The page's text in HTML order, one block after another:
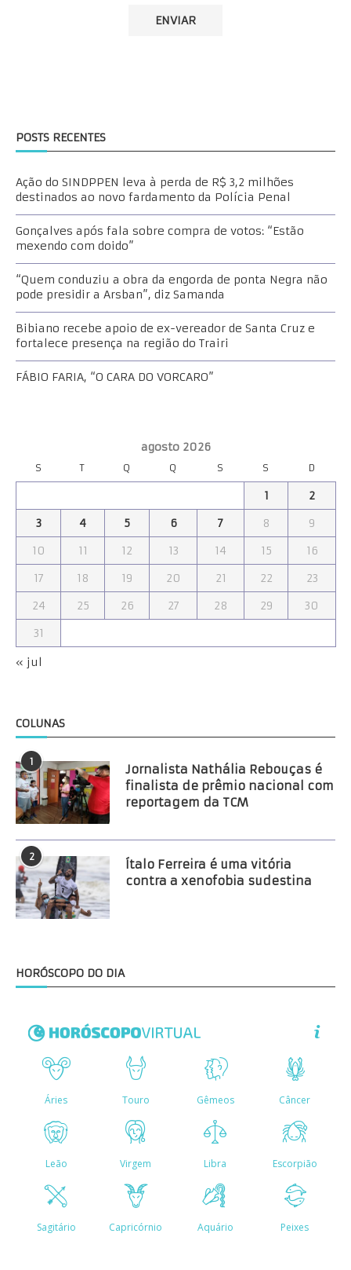
POSTS RECENTES
Ação do SINDPPEN leva à perda de R$ 3,2 milhões
destinados ao novo fardamento da Polícia Penal
Gonçalves após fala sobre compra de votos: “Estão
mexendo com doido”
“Quem conduziu a obra da engorda de ponta Negra não
pode presidir a Arsban”, diz Samanda
Bibiano recebe apoio de ex-vereador de Santa Cruz e
fortalece presença na região do Trairi
FÁBIO FARIA, “O CARA DO VORCARO”
agosto 2026
S T Q Q S S D
1
2
3
4 5 6 7 8
9
10
11 12 13 14 15
16
17
18 19 20 21 22
23
24
25 26 27 28 29
30
31
« jul
COLUNAS
1
Jornalista Nathália Rebouças é
finalista de prêmio nacional com
reportagem da TCM
2
Ítalo Ferreira é uma vitória
contra a xenofobia sudestina
HORÓSCOPO DO DIA